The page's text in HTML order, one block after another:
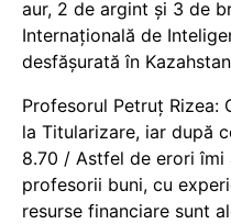
aur, 2 de argint și 3 de
Internațională de
desfășurată în Kazahstan
Profesorul Petruț Rizea:
la Titularizare, iar după
8.70 / Astfel de erori îmi
profesorii buni, cu
resurse financiare sunt